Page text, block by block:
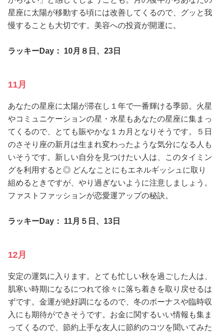
星座に太陽が移動する頃には改善してくるので、グッと我
慢することも大切です。美容への投資が開運に。
ラッキーDay： 10月８日、23日
11月
あなたの星座に太陽が滞在し１年で一番輝ける季節。火星
やコミュニケーションの星・水星もあなたの星座に集まっ
てくるので、とても賑やかな１カ月となりそうです。５日
のさそり座の新月は生まれ変わったような気分になる人も
いそうです。新しい自分を見つけたい人は、このタイミン
グを利用すると◎ どんなことにもエネルギッシュに取り
組めるときですが、やり過ぎないように注意しましょう。
ファストファッションが恋愛運アップの秘訣。
ラッキーDay： 11月５日、13日
12月
安定の運気に入ります。とても忙しい秋を過ごした人は、
肌寒い時期になるにつれて徐々に落ち着きを取り戻せるは
ずです。金運が絶好調になるので、冬のボーナスや臨時収
入にも期待ができそうです。お金に関するいい情報も集ま
ってくるので、節約上手な友人に節約のコツを聞いてみた